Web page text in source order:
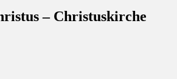
– Christuskirche